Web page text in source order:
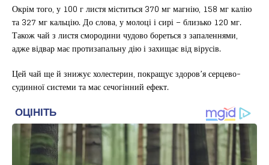
Окрім того, у 100 г листя міститься 370 мг магнію, 158 мг калію
та 327 мг кальцію. До слова, у молоці і сирі – близько 120 мг.
Також чай з листя смородини чудово бореться з запаленнями,
адже відвар має протизапальну дію і захищає від вірусів.
Цей чай ще й знижує холестерин, покращує здоров’я серцево-
судинної системи та має сечогінний ефект.